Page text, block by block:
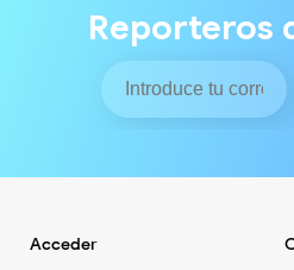
Reporteros
Acceder